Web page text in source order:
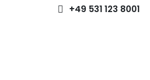
+49 531 123 8001